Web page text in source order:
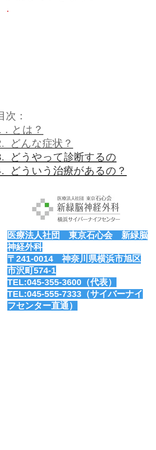
次：
とは？
どんな症状？
どうやって診断するの
どういう治療があるの？
医療法人社団 東京石心会 新緑脳
神経外科
〒241-0014 神奈川県横浜市旭区
市沢町574-1
TEL:045-355-3600 （代表）
​TEL:045-555-7333 （サイバーナイ
フセンター直通）